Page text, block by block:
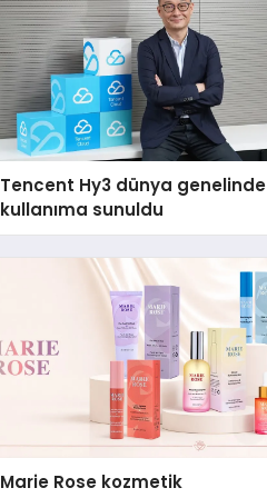
Tencent Hy3 dünya genelinde
kullanıma sunuldu
Marie Rose kozmetik